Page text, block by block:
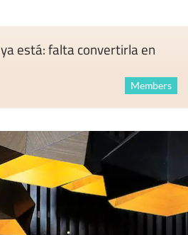
está: falta convertirla en
Members